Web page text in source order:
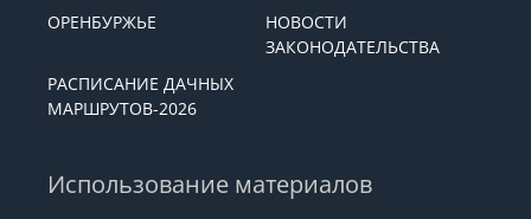
ОРЕНБУРЖЬЕ
НОВОСТИ
ЗАКОНОДАТЕЛЬСТВА
РАСПИСАНИЕ ДАЧНЫХ
МАРШРУТОВ-2026
Использование материалов